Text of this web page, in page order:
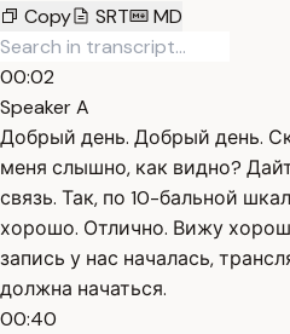
Copy
SRT MD
00:02
Speaker A
Добрый день. Добрый день.
меня слышно, как видно?
связь. Так, по 10-бальной
хорошо. Отлично. Вижу
запись у нас началась,
должна начаться.
00:40